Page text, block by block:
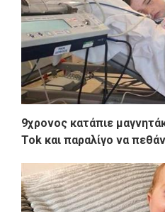
9χρονος κατάπιε
Tok και παραλίγο να